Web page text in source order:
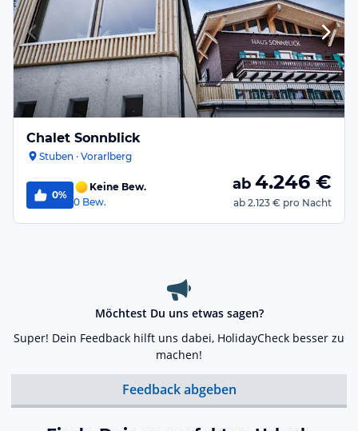
Chalet Sonnblick
Stuben · Vorarlberg
0%
Keine Bew.
0 Bew.
ab 4.246 €
ab 2.123 € pro Nacht
Möchtest Du uns etwas sagen?
Super! Dein Feedback hilft uns dabei, HolidayCheck besser zu
machen!
Feedback abgeben